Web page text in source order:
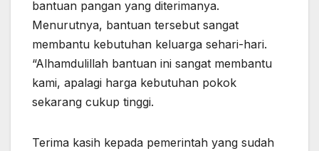
bantuan pangan yang diterimanya.
Menurutnya, bantuan tersebut sangat
membantu kebutuhan keluarga sehari-hari.
“Alhamdulillah bantuan ini sangat membantu
kami, apalagi harga kebutuhan pokok
sekarang cukup tinggi.
Terima kasih kepada pemerintah yang sudah